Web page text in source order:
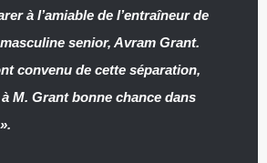
à l’amiable de l’entraîneur de
senior, Avram Grant.
convenu de cette séparation,
M. Grant bonne chance dans